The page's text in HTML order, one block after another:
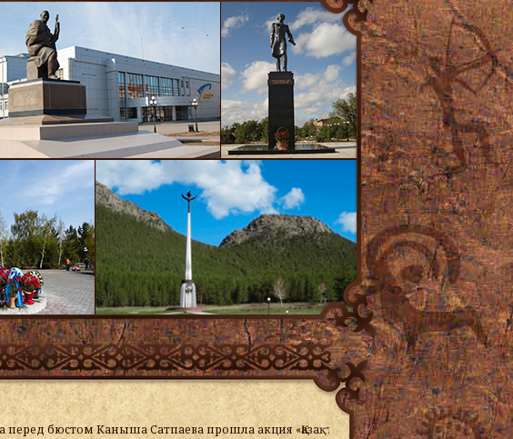
перед бюстом Каныша Сатпаева прошла акция «Қазақтың тұңғыш ғылым